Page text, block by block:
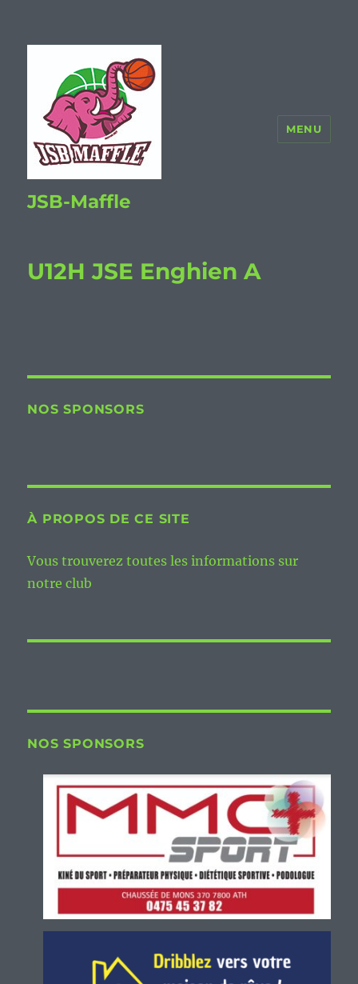
JSB-Maffle
MENU
U12H JSE Enghien A
NOS SPONSORS
À PROPOS DE CE SITE
Vous trouverez toutes les informations sur
notre club
NOS SPONSORS